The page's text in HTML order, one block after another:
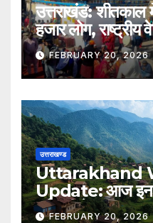
उत्तराखंड: शीतकाल
हजार लोग,
त्रियुगीनारायण
FEBRUARY 20, 2026
उत्तराखण्ड
Uttarakhand
Update: आज इन 5
बर्फबारी के आसार,
FEBRUARY 20, 2026